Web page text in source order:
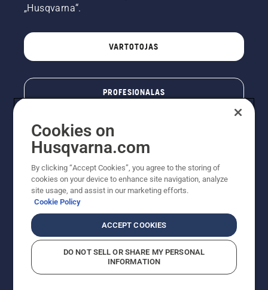
„Husqvarna“.
VARTOTOJAS
PROFESIONALAS
© „Husqvarna AB“ (leid). Visos teisės priklauso autoriui.
Nurodoma rekomenduojama mažmeninė kaina (RMK),
įskaitant PVM. RMK yra kaina, už kurią gamintojas
rekomenduoja pardavėjui parduoti prekę. UAB
"Husqvarna Lietuva" prekių vartotojams neparduoda,
Cookies on
Husqvarna.com
By clicking “Accept Cookies”, you agree to the storing of
cookies on your device to enhance site navigation, analyze
site usage, and assist in our marketing efforts.
Cookie Policy
ACCEPT COOKIES
DO NOT SELL OR SHARE MY PERSONAL
INFORMATION